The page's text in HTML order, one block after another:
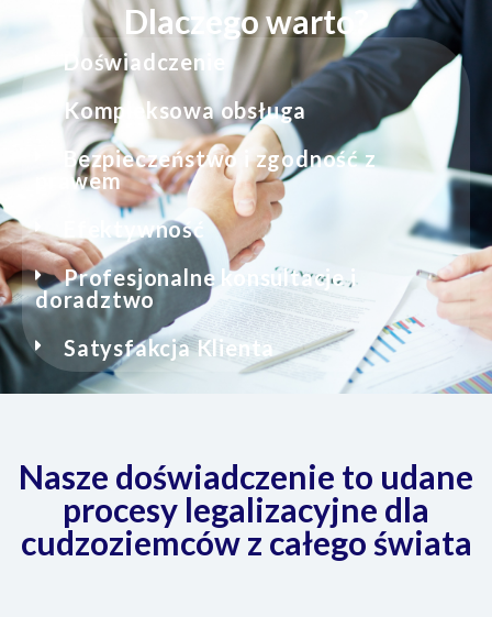
Dlaczego warto?
Doświadczenie
Kompleksowa obsługa
Bezpieczeństwo i zgodność z
prawem
Efektywność
Profesjonalne konsultacje i
doradztwo
Satysfakcja Klienta
Nasze doświadczenie to udane
procesy legalizacyjne dla
cudzoziemców z całego świata